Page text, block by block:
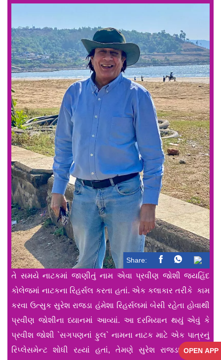
OPEN APP
Share:
તે સમયે નાટકમાં જાણીતું નામ એવા પ્રવીણ જોશી જયહિંદ
કોલેજમાં નાટકના રિહર્સલ કરતા હતાં. એક કલાકાર તરીકે કામ
કરવા ઉત્સુક સુરેશ રાજડા હંમેશા રિહર્સલમાં બેસી રહેતા હોવાથી
પ્રવીણ જોશીના ધ્યાનમાં આવ્યાં. આ દરમિયાન થયું એવું કે
પ્રવીશ જોશી `સગપણનાં ફુલ` નામના નાટક માટે એક પાત્રનું
રિપ્લેસમેન્ટ શોધી રહ્યાં હતાં, તેમણે સુરેશ રાજડાને મળવા